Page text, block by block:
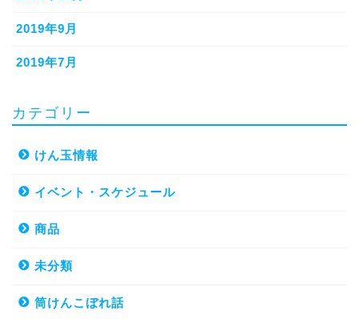
2019年9月
2019年7月
カテゴリー
けん玉情報
イベント・スケジュール
商品
未分類
筒けんこぼれ話